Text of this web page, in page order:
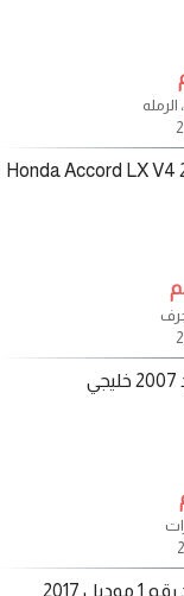
، الرمله
Honda Accord LX V4
2017